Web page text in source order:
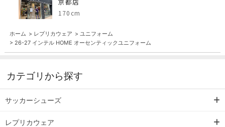
京都店
170cm
ホーム > レプリカウェア > ユニフォーム
> 26-27 インテル HOME オーセンティックユニフォーム
カテゴリから探す
サッカーシューズ
レプリカウェア